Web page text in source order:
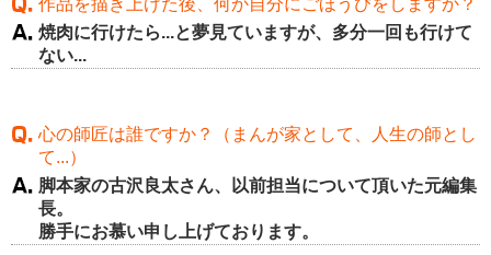
焼肉に行けたら...と夢見ていますが、多分一回も行けて
ない...
心の師匠は誰ですか？（まんが家として、人生の師とし
て...）
脚本家の古沢良太さん、以前担当について頂いた元編集
長。
勝手にお慕い申し上げております。